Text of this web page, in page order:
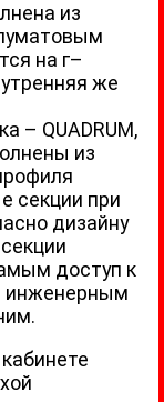
из
на г–
же
– QUADRUM,
из
секции при
дизайну
доступ к
инженерным